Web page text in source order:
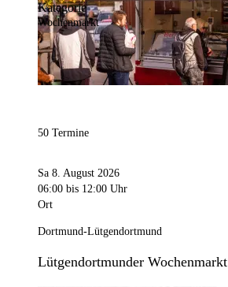
Kategorie
Wochenmarkt
50 Termine
Sa 8. August 2026
06:00 bis 12:00 Uhr
Ort
Dortmund-Lütgendortmund
Lütgendortmunder Wochenmarkt